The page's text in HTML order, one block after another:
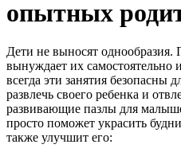
опытных
Дети не выносят однообразия.
вынуждает их самостоятельно
всегда эти занятия безопасны
развлечь своего ребенка и
развивающие пазлы для
просто поможет украсить
также улучшит его: